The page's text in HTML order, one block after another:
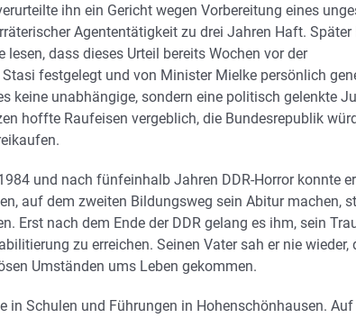
ihn ein Gericht wegen Vorbereitung eines
Agententätigkeit zu drei Jahren Haft. Später
lesen, dass dieses Urteil bereits Wochen vor der
festgelegt und von Minister Mielke persönlich
keine unabhängige, sondern eine politisch gelenkte
hoffte Raufeisen vergeblich, die Bundesrepublik
und nach fünfeinhalb Jahren DDR-Horror konnte
auf dem zweiten Bildungsweg sein Abitur machen,
Erst nach dem Ende der DDR gelang es ihm, sein
zu erreichen. Seinen Vater sah er nie wieder,
Umständen ums Leben gekommen.
in Schulen und Führungen in Hohenschönhausen. Auf